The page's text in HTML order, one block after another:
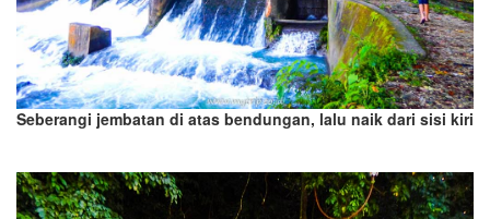
Seberangi jembatan di atas bendungan, lalu naik dari sisi kiri